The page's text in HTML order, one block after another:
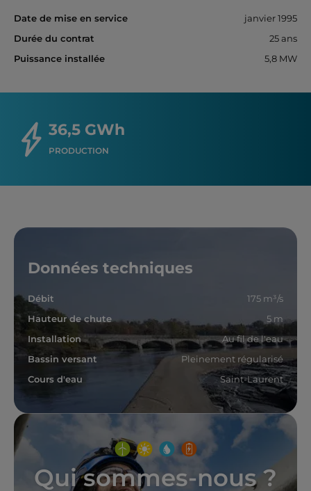
Date de mise en service
janvier 1995
Durée du contrat
25 ans
Puissance installée
5,8 MW
36,5 GWh
PRODUCTION
Données techniques
Débit
175 m³/s
Hauteur de chute
5 m
Installation
Au fil de l'eau
Bassin versant
Pleinement régularisé
Cours d'eau
Saint-Laurent
Qui sommes-nous ?